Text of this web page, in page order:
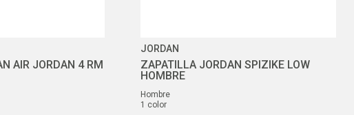
AIR JORDAN 4 RM
JORDAN
ZAPATILLA JORDAN SPIZIKE LOW
HOMBRE
hombre
1 color